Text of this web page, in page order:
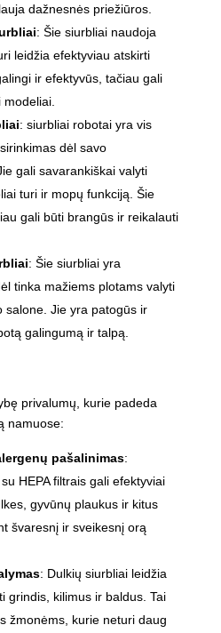
dažnesnės priežiūros.
: Šie siurbliai naudoja
leidžia efektyviau atskirti
ir efektyvūs, tačiau gali
: siurbliai robotai yra vis
dėl savo
gali savarankiškai valyti
turi ir mopų funkciją. Šie
gali būti brangūs ir reikalauti
: Šie siurbliai yra
tinka mažiems plotams valyti
salone. Jie yra patogūs ir
galingumą ir talpą.
privalumų, kurie padeda
namuose:
pašalinimas:
HEPA filtrais gali efektyviai
gyvūnų plaukus ir kitus
švaresnį ir sveikesnį orą
: Dulkių siurbliai leidžia
grindis, kilimus ir baldus. Tai
žmonėms, kurie neturi daug